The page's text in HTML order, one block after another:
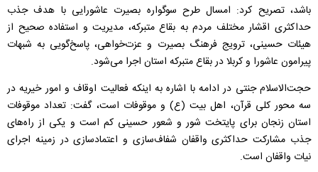
باشد، تصریح کرد: امسال طرح سوگواره بصیرت عاشورایی با هدف جذب
حداکثری اقشار مختلف مردم به بقاع متبرکه، مدیریت و استفاده صحیح از
هیئات حسینی، ترویج فرهنگ بصیرت و عزت‌خواهی، پاسخ‌گویی به شبهات
پیرامون عاشورا و کربلا در بقاع متبرکه استان اجرا می‌شود.
حجت‌الاسلام جنتی در ادامه با اشاره به اینکه فعالیت اوقاف و امور خیریه در
سه محور کلی قرآن، اهل بیت (ع) و موقوفات است، گفت: تعداد موقوفات
استان زنجان برای پایتخت شور و شعور حسینی کم است و یکی از راه‌های
جذب مشارکت حداکثری واقفان شفاف‌سازی و اعتمادسازی در زمینه اجرای
نیات واقفان است.